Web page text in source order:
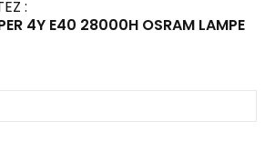
:
4Y E40 28000H OSRAM LAMPE